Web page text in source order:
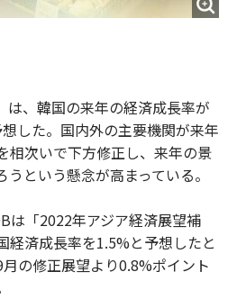
は、韓国の来年の経済成長率が
した。国内外の主要機関が来年
相次いで下方修正し、来年の景
という懸念が高まっている。
は「2022年アジア経済展望補
経済成長率を1.5%と予想したと
の修正展望より0.8%ポイント